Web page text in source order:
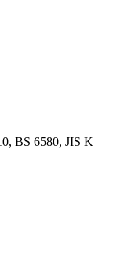
BS 6580, JIS K